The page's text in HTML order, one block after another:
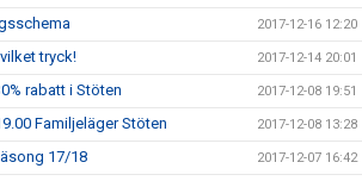
2017-12-16 12:20
tryck! 2017-12-14 20:01
rabatt i Stöten 2017-12-08 19:51
Familjeläger Stöten 2017-12-08 13:28
17/18 2017-12-07 16:42